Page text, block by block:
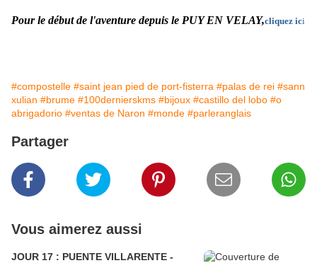
Pour le début de l'aventure depuis le PUY EN VELAY,cliquez ici
#compostelle #saint jean pied de port-fisterra #palas de rei #sann
xulian #brume #100dernierskms #bijoux #castillo del lobo #o
abrigadorio #ventas de Naron #monde #parleranglais
Partager
Vous aimerez aussi
JOUR 17 : PUENTE VILLARENTE -